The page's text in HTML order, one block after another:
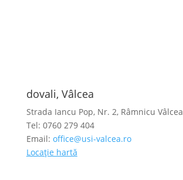
dovali, Vâlcea
Strada Iancu Pop, Nr. 2, Râmnicu Vâlcea
Tel: 0760 279 404
Email: office@usi-valcea.ro
Locație hartă